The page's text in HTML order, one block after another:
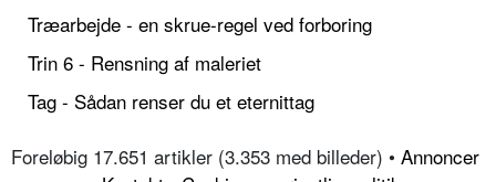
Træarbejde - en skrue-regel ved forboring
Trin 6 - Rensning af maleriet
Tag - Sådan renser du et eternittag
Foreløbig 17.651 artikler (3.353 med billeder) • Annoncer